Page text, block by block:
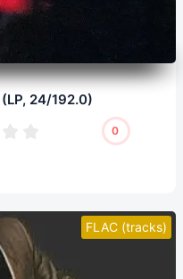
24/192.0)
0
FLAC (tracks)